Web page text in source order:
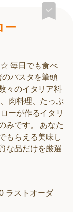
ー
毎日でも食べ
のパスタを筆頭
々のイタリア料
肉料理、たっぷ
ーが作るイタリ
みです。 あなた
もらえる美味し
な品だけを厳選
ラストオーダ